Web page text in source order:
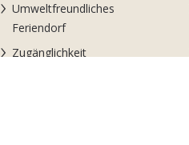
Umweltfreundliches
Feriendorf
Zugänglichkeit